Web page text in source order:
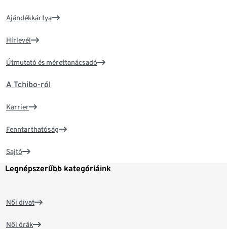
Ajándékkártya
Hírlevél
Útmutató és mérettanácsadó
A Tchibo-ról
Karrier
Fenntarthatóság
Sajtó
Legnépszerűbb kategóriáink
Női divat
Női órák